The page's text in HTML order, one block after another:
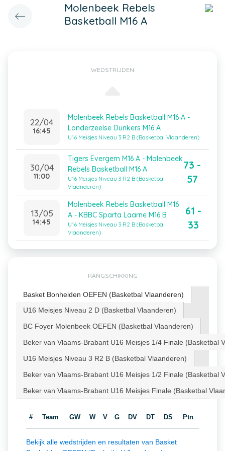
Molenbeek Rebels
Basketball M16 A
WEDSTRIJDEN
22/04
16:45
Molenbeek Rebels Basketball M16 A -
Londerzeelse Dunkers M16 A
U16 Meisjes Niveau 3 R2 B (Basketbal Vlaanderen)
30/04
11:00
Tigers Evergem M16 A - Molenbeek
Rebels Basketball M16 A
U16 Meisjes Niveau 3 R2 B (Basketbal
Vlaanderen)
73 -
57
13/05
14:45
Molenbeek Rebels Basketball M16
A - KBBC Sparta Laarne M16 B
U16 Meisjes Niveau 3 R2 B (Basketbal
Vlaanderen)
61 -
33
RANGSCHIKKING
Basket Bonheiden OEFEN (Basketbal Vlaanderen)
U16 Meisjes Niveau 2 D (Basketbal Vlaanderen)
BC Foyer Molenbeek OEFEN (Basketbal Vlaanderen)
Beker van Vlaams-Brabant U16 Meisjes 1/4 Finale (Basketbal
U16 Meisjes Niveau 3 R2 B (Basketbal Vlaanderen)
Beker van Vlaams-Brabant U16 Meisjes 1/2 Finale (Basketbal
Beker van Vlaams-Brabant U16 Meisjes Finale (Basketbal
# Team GW W V G DV DT DS Ptn
Bekijk alle wedstrijden en resultaten van Basket